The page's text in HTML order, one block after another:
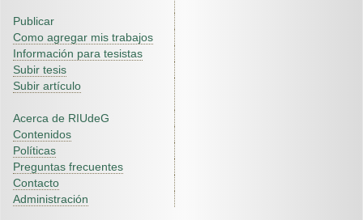
Publicar
Como agregar mis trabajos
Información para tesistas
Subir tesis
Subir artículo
Acerca de RIUdeG
Contenidos
Políticas
Preguntas frecuentes
Contacto
Administración